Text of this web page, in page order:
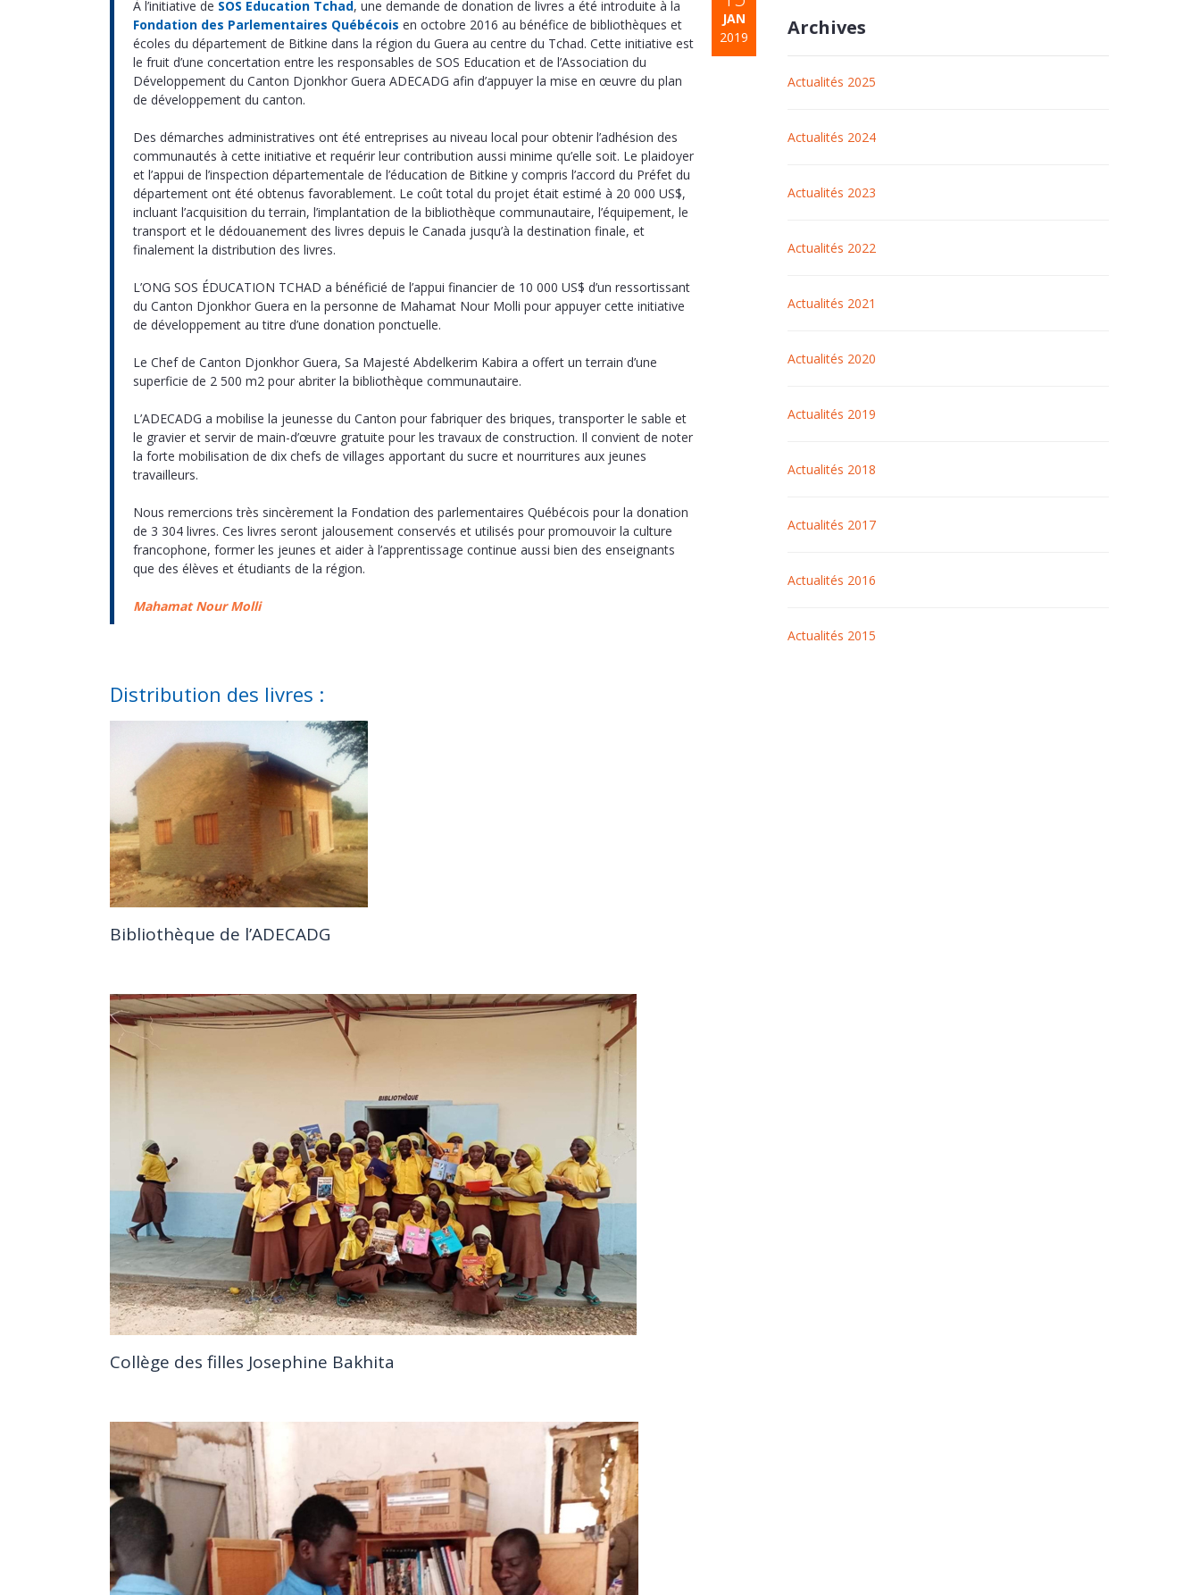
JAN
2019
À l’initiative de SOS Education Tchad, une demande de donation de livres a été introduite à la
Fondation des Parlementaires Québécois en octobre 2016 au bénéfice de bibliothèques et
écoles du département de Bitkine dans la région du Guera au centre du Tchad. Cette initiative est
le fruit d’une concertation entre les responsables de SOS Education et de l’Association du
Développement du Canton Djonkhor Guera ADECADG afin d’appuyer la mise en œuvre du plan
de développement du canton.
Des démarches administratives ont été entreprises au niveau local pour obtenir l’adhésion des
communautés à cette initiative et requérir leur contribution aussi minime qu’elle soit. Le plaidoyer
et l’appui de l’inspection départementale de l’éducation de Bitkine y compris l’accord du Préfet du
département ont été obtenus favorablement. Le coût total du projet était estimé à 20 000 US$,
incluant l’acquisition du terrain, l’implantation de la bibliothèque communautaire, l’équipement, le
transport et le dédouanement des livres depuis le Canada jusqu’à la destination finale, et
finalement la distribution des livres.
L’ONG SOS ÉDUCATION TCHAD a bénéficié de l’appui financier de 10 000 US$ d’un ressortissant
du Canton Djonkhor Guera en la personne de Mahamat Nour Molli pour appuyer cette initiative
de développement au titre d’une donation ponctuelle.
Le Chef de Canton Djonkhor Guera, Sa Majesté Abdelkerim Kabira a offert un terrain d’une
superficie de 2 500 m2 pour abriter la bibliothèque communautaire.
L’ADECADG a mobilise la jeunesse du Canton pour fabriquer des briques, transporter le sable et
le gravier et servir de main-d’œuvre gratuite pour les travaux de construction. Il convient de noter
la forte mobilisation de dix chefs de villages apportant du sucre et nourritures aux jeunes
travailleurs.
Nous remercions très sincèrement la Fondation des parlementaires Québécois pour la donation
de 3 304 livres. Ces livres seront jalousement conservés et utilisés pour promouvoir la culture
francophone, former les jeunes et aider à l’apprentissage continue aussi bien des enseignants
que des élèves et étudiants de la région.
Mahamat Nour Molli
Distribution des livres :
Bibliothèque de l’ADECADG
Collège des filles Josephine Bakhita
Archives
Actualités 2025
Actualités 2024
Actualités 2023
Actualités 2022
Actualités 2021
Actualités 2020
Actualités 2019
Actualités 2018
Actualités 2017
Actualités 2016
Actualités 2015